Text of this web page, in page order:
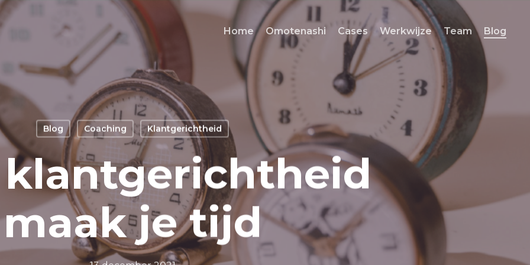
Home Omotenashi Cases Werkwijze Team Blog
Blog Coaching Klantgerichtheid
klantgerichtheid
maak je tijd